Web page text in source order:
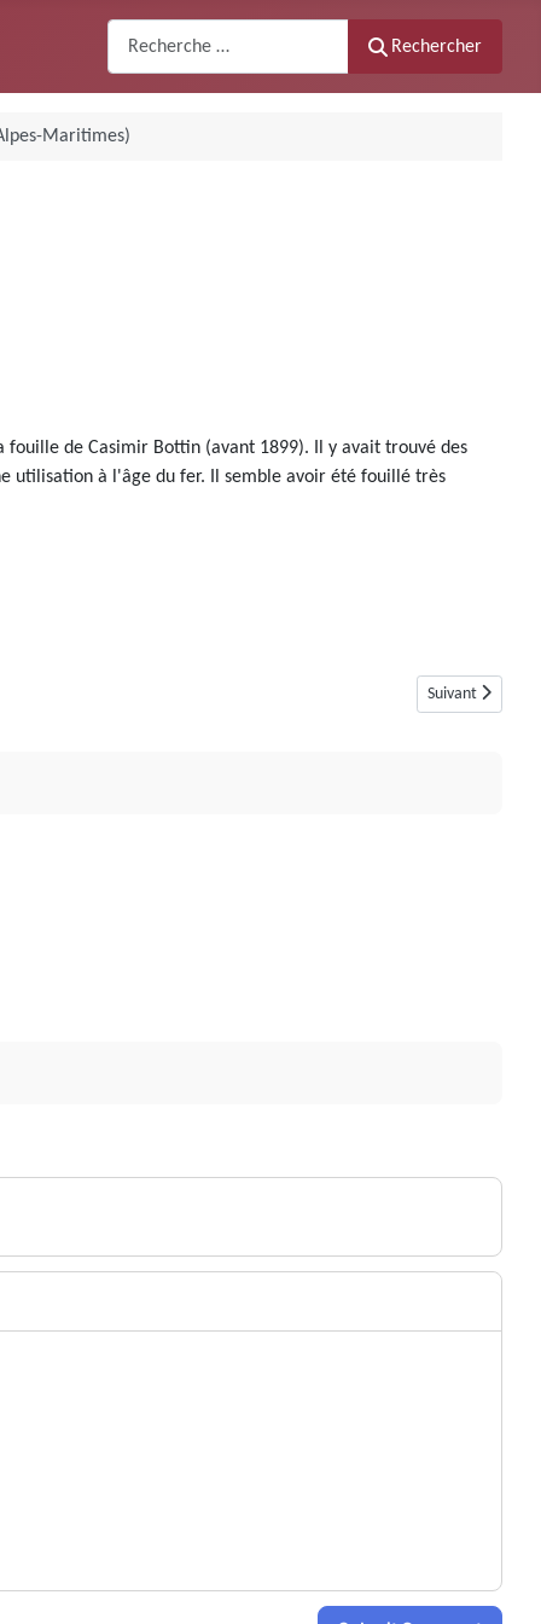
Rechercher
Maritimes)
de Casimir Bottin (avant 1899). Il y avait trouvé des
utilisation à l'âge du fer. Il semble avoir été fouillé très
Article suivant :
Suivant